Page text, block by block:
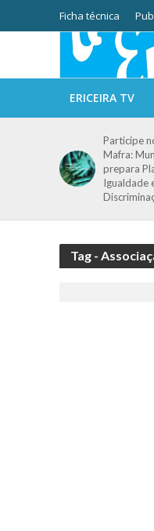
Ficha técnica
ERICEIRA TV
Participe
Mafra:
prepara
Igualdade
Tag -